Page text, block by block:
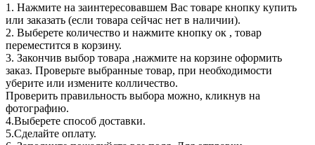
1. Нажмите на заинтересовавшем Вас товаре кнопку купить
или заказать (если товара сейчас нет в наличии).
2. Выберете количество и нажмите кнопку ок , товар
переместится в корзину.
3. Закончив выбор товара ,нажмите на корзине оформить
заказ. Проверьте выбранные товар, при необходимости
уберите или измените колличество.
Проверить правильность выбора можно, кликнув на
фотографию.
4.Выберете способ доставки.
5.Сделайте оплату.